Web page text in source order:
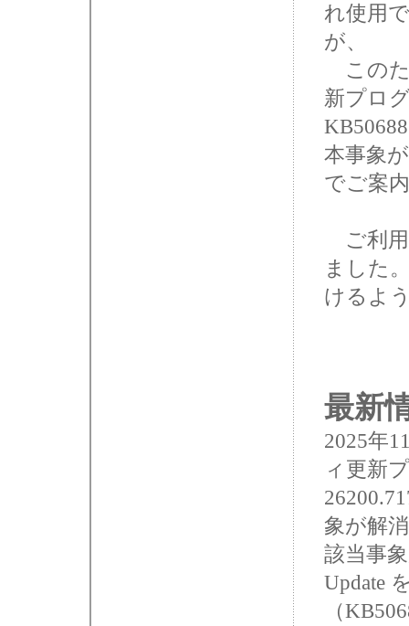
れ使用
が、
このた
新プロ
本事象
でご案
ご利用
ました
けるよ
最新
2025年
ィ更新
象が解
該当事
Update
（